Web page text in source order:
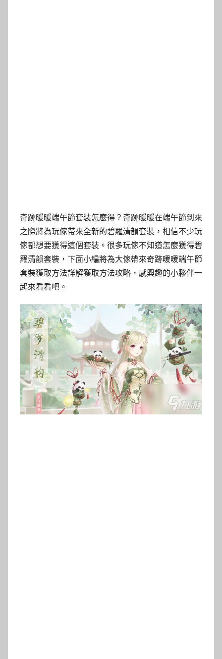
奇跡暖暖端午節套裝怎麼得？奇跡暖暖在端午節到來
之際將為玩傢帶來全新的碧羅清韻套裝，相信不少玩
傢都想要獲得這個套裝。很多玩傢不知道怎麼獲得碧
羅清韻套裝，下面小編將為大傢帶來奇跡暖暖端午節
套裝獲取方法詳解獲取方法攻略，感興趣的小夥伴一
起來看看吧。